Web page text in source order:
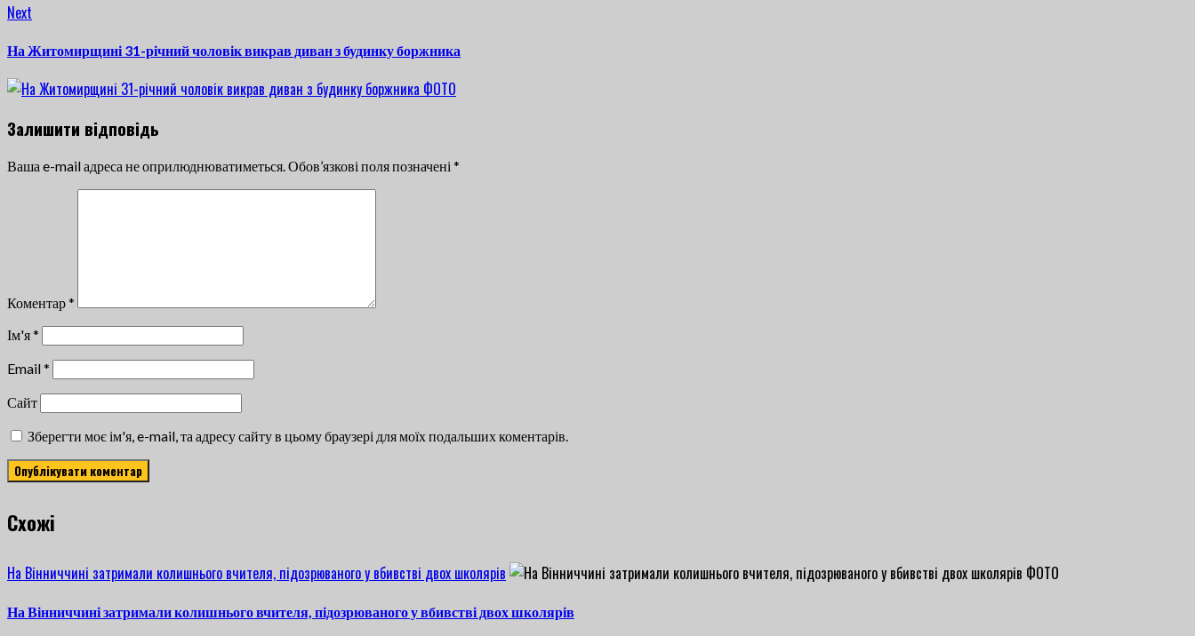
Next
На Житомирщині 31-річний​ чоловік викрав диван з будинку боржника
Залишити відповідь
Ваша e-mail адреса не оприлюднюватиметься. Обов’язкові поля позначені *
Коментар*
Ім'я*
Email*
Сайт
Зберегти моє ім'я, e-mail, та адресу сайту в цьому браузері для моїх подальших коментарів.
Cхожі
На Вінниччині затримали колишнього вчителя, підозрюваного у вбивстві двох школярів
На Вінниччині затримали колишнього вчителя, підозрюваного у вбивстві двох школярів